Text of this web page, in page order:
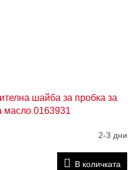
шайба за пробка за
масло 0163931
2-3 дни
В количката